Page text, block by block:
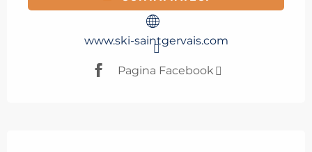
www.ski-saintgervais.com
Pagina Facebook